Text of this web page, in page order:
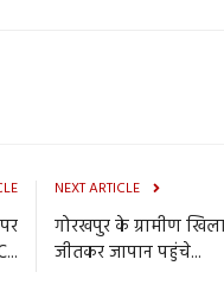
NEXT ARTICLE
गोरखपुर के ग्रामीण
जीतकर जापान पहुंचे...